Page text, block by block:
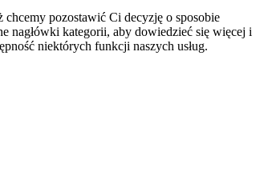
pozostawić Ci decyzję o sposobie
nagłówki kategorii, aby dowiedzieć się więcej i
niektórych funkcji naszych usług.